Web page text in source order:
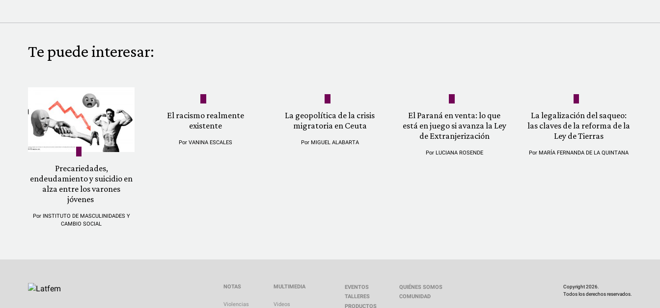
Te puede interesar:
Precariedades,
endeudamiento y suicidio en
alza entre los varones
jóvenes
Por INSTITUTO DE MASCULINIDADES Y
CAMBIO SOCIAL
El racismo realmente
existente
PorVANINA ESCALES
La geopolítica de la crisis
migratoria en Ceuta
Por MIGUEL ALABARTA
El Paraná en venta: lo que
está en juego si avanza la Ley
de Extranjerización
Por LUCIANA ROSENDE
La legalización del saqueo:
las claves de la reforma de la
Ley de Tierras
Por MARÍA FERNANDA DE LA QUINTANA
NOTAS
Violencias
MULTIMEDIA
Videos
EVENTOS
TALLERES
PRODUCTOS
QUIÉNES SOMOS
COMUNIDAD
Copyright 2026.
Todos los derechos reservados.